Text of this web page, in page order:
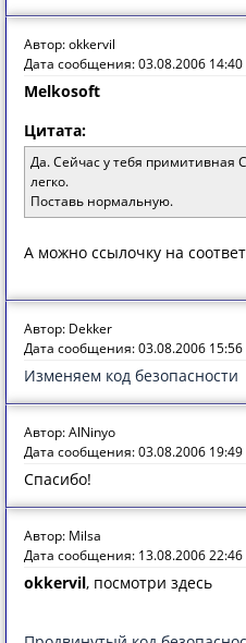
Автор: okkervil
Дата сообщения: 03.08.2006 14:40
Melkosoft
Цитата:
Да. Сейчас у тебя примитивная
легко.
Поставь нормальную.
А можно ссылочку на
Автор: Dekker
Дата сообщения: 03.08.2006 15:56
Изменяем код безопасности
Автор: AlNinyo
Дата сообщения: 03.08.2006 19:49
Спасибо!
Автор: Milsa
Дата сообщения: 13.08.2006 22:46
okkervil, посмотри здесь